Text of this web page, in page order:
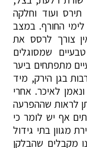
ועוד וחלקה
החורף. במצב
צורך לרסס את
שמסוגלים
מתפתחים ביער
בגן הירק, מיד
ונאמן לאיכר. אחרי
לראות שההפרעה
אף יש לומר כי
מגוון בתי גידול
מקבלים שהבלקן